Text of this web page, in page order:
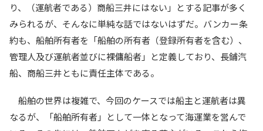
り、（運航者である）商船三井にはない」とする記事が多く
みられるが、そんなに単純な話ではないはずだ。バンカー条
約も、船舶所有者を「船舶の所有者（登録所有者を含む）、
管理人及び運航者並びに裸傭船者」と定義しており、長鋪汽
船、商船三井ともに責任主体である。
船舶の世界は複雑で、今回のケースでは船主と運航者は異
なるが、「船舶所有者」として一体となって海運業を営んで